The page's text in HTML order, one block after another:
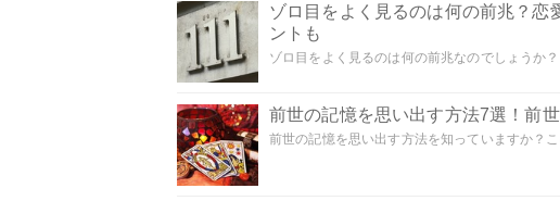
ゾロ目をよく見るのは何の前兆？恋
ントも
ゾロ目をよく見るのは何の前兆なのでしょうか？
前世の記憶を思い出す方法7選！前
前世の記憶を思い出す方法を知っていますか？こ